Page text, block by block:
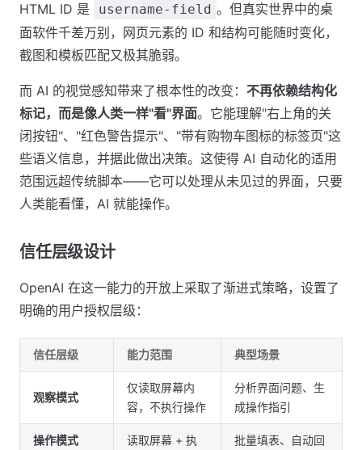
HTML ID 是
username-field 。但真实世界中的桌
面软件千差万别，网页元素的 ID 和结构可能随时变化，
截图和模板匹配又极其脆弱。
而 AI 的视觉感知带来了根本性的改变： 不再依赖结构化
标记，而是像人类一样"看"界面。它能理解"右上角的关
闭按钮"、"红色警告提示"、"带有购物车图标的标签页"这
些语义信息，并据此做出决策。这使得 AI 自动化的适用
范围远超传统脚本——它可以处理从未见过的界面，只要
人类能看懂，AI 就能操作。
信任层级设计
OpenAI 在这一能力的开放上采取了渐进式策略，设置了
明确的用户授权层级：
信任层级 能力范围 典型场景
观察模式
仅读取屏幕内
容，不执行操作
分析界面问题、生
成操作指引
操作模式
读取屏幕 + 执
批量填表、自动回